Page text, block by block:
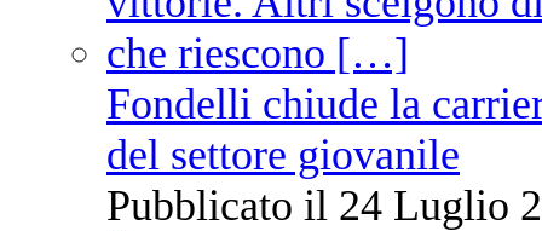
Fondelli chiude la
del settore giovanile
Pubblicato il 24 Luglio